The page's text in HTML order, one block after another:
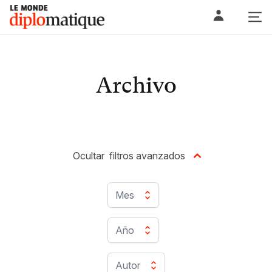
Skip
content
Le monde diplomatique
Archivo
Mes
Año
Autor
Ocultar filtros avanzados